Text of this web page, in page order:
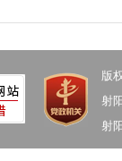
版
射
射